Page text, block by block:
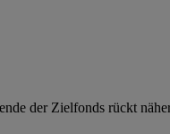
der Zielfonds rückt